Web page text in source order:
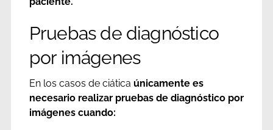
Pruebas de diagnóstico
por imágenes
En los casos de ciática únicamente es
necesario realizar pruebas de diagnóstico por
imágenes cuando: